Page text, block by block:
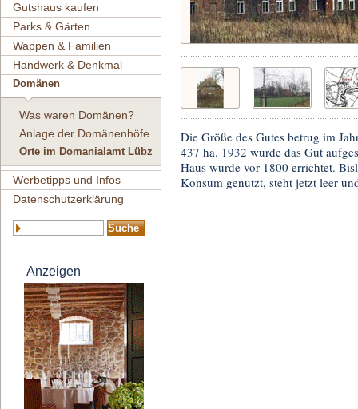
Gutshaus kaufen
Parks & Gärten
Wappen & Familien
Handwerk & Denkmal
Domänen
Was waren Domänen?
Anlage der Domänenhöfe
Orte im Domanialamt Lübz
Werbetipps und Infos
Datenschutzerklärung
Anzeigen
Die Größe des Gutes betrug im
437 ha. 1932 wurde das Gut
Haus wurde vor 1800 errichtet.
Konsum genutzt, steht jetzt leer